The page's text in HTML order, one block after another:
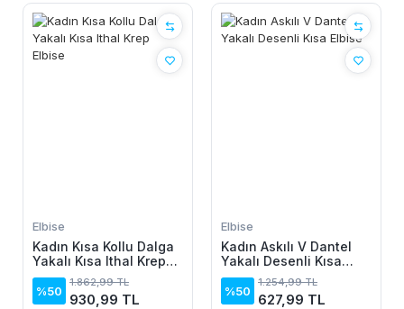
Elbise
Kadın Kısa Kollu Dalga
Yakalı Kısa Ithal Krep
Elbise
%50
1.862,99 TL
930,99 TL
Elbise
Kadın Askılı V Dantel
Yakalı Desenli Kısa
Elbise
%50
1.254,99 TL
627,99 TL